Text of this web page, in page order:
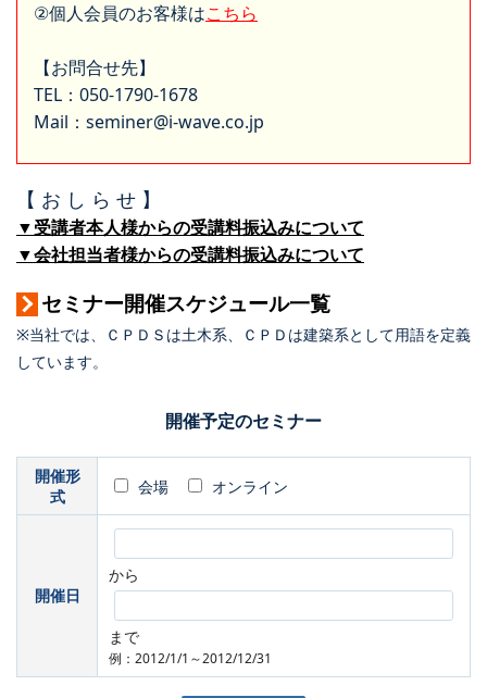
②個人会員のお客様はこちら
【お問合せ先】
TEL：050-1790-1678
Mail：seminer@i-wave.co.jp
【 お し ら せ 】
▼受講者本人様からの受講料振込みについて
▼会社担当者様からの受講料振込みについて
セミナー開催スケジュール一覧
※当社では、ＣＰＤＳは土木系、ＣＰＤは建築系として用語を定義
しています。
開催予定のセミナー
開催形
式
会場 オンライン
開催日
から
まで
例：2012/1/1～2012/12/31